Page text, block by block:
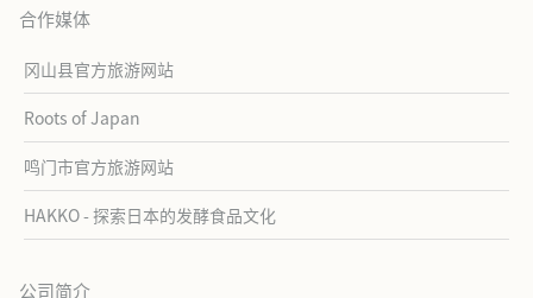
合作媒体
冈山县官方旅游网站
Roots of Japan
鸣门市官方旅游网站
HAKKO - 探索日本的发酵食品文化
公司简介